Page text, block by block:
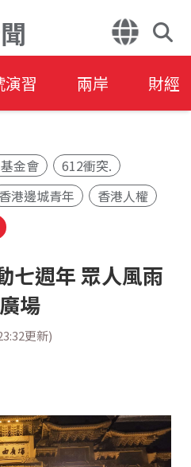
習 兩岸 財經
金會
612衝突.
香港邊城青年
香港人權
七週年 眾人風雨
場
更新)